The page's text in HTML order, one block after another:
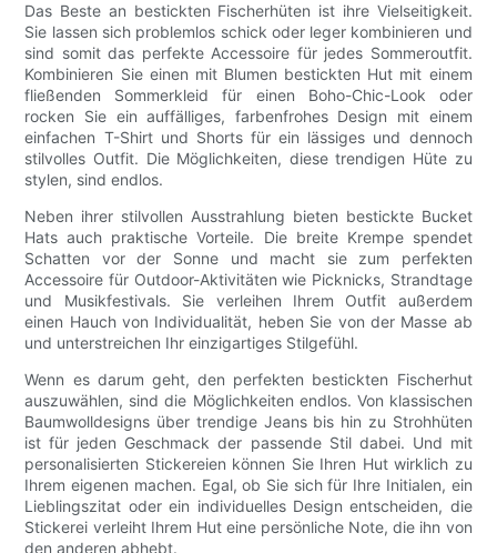
Das Beste an bestickten Fischerhüten ist ihre Vielseitigkeit.
Sie lassen sich problemlos schick oder leger kombinieren und
sind somit das perfekte Accessoire für jedes Sommeroutfit.
Kombinieren Sie einen mit Blumen bestickten Hut mit einem
fließenden Sommerkleid für einen Boho-Chic-Look oder
rocken Sie ein auffälliges, farbenfrohes Design mit einem
einfachen T-Shirt und Shorts für ein lässiges und dennoch
stilvolles Outfit. Die Möglichkeiten, diese trendigen Hüte zu
stylen, sind endlos.
Neben ihrer stilvollen Ausstrahlung bieten bestickte Bucket
Hats auch praktische Vorteile. Die breite Krempe spendet
Schatten vor der Sonne und macht sie zum perfekten
Accessoire für Outdoor-Aktivitäten wie Picknicks, Strandtage
und Musikfestivals. Sie verleihen Ihrem Outfit außerdem
einen Hauch von Individualität, heben Sie von der Masse ab
und unterstreichen Ihr einzigartiges Stilgefühl.
Wenn es darum geht, den perfekten bestickten Fischerhut
auszuwählen, sind die Möglichkeiten endlos. Von klassischen
Baumwolldesigns über trendige Jeans bis hin zu Strohhüten
ist für jeden Geschmack der passende Stil dabei. Und mit
personalisierten Stickereien können Sie Ihren Hut wirklich zu
Ihrem eigenen machen. Egal, ob Sie sich für Ihre Initialen, ein
Lieblingszitat oder ein individuelles Design entscheiden, die
Stickerei verleiht Ihrem Hut eine persönliche Note, die ihn von
den anderen abhebt.